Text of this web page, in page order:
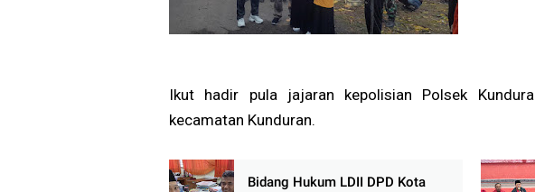
Ikut hadir pula jajaran kepolisian Polsek
kecamatan Kunduran.
Bidang Hukum LDII DPD Kota